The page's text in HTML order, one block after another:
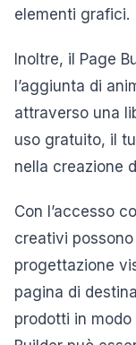
elementi grafici.
Inoltre, il Page
l’aggiunta di
attraverso una
uso gratuito, il
nella creazione
Con l’accesso
creativi
progettazione
pagina di
prodotti in